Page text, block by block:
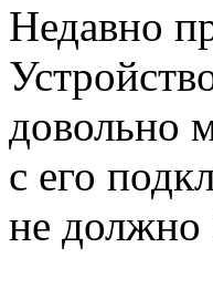
Недавно
довольно
с его
не